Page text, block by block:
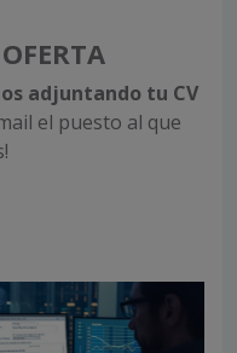
adjuntando tu CV
el puesto al que